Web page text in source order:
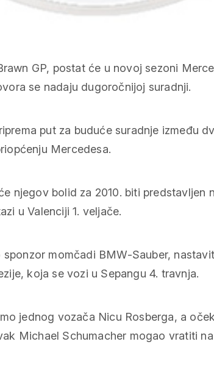
GP, postat će u novoj sezoni
se nadaju dugoročnijoj suradnji.
put za buduće suradnje između
Mercedesa.
njegov bolid za 2010. biti predstavljen
u Valenciji 1. veljače.
momčadi BMW-Sauber,
koja se vozi u Sepangu 4. travnja.
jednog vozača Nicu Rosberga, a
Michael Schumacher mogao vratiti